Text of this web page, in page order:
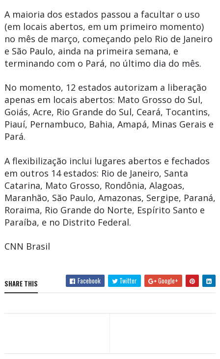
A maioria dos estados passou a facultar o uso
(em locais abertos, em um primeiro momento)
no mês de março, começando pelo Rio de Janeiro
e São Paulo, ainda na primeira semana, e
terminando com o Pará, no último dia do mês.
No momento, 12 estados autorizam a liberação
apenas em locais abertos: Mato Grosso do Sul,
Goiás, Acre, Rio Grande do Sul, Ceará, Tocantins,
Piauí, Pernambuco, Bahia, Amapá, Minas Gerais e
Pará.
A flexibilização inclui lugares abertos e fechados
em outros 14 estados: Rio de Janeiro, Santa
Catarina, Mato Grosso, Rondônia, Alagoas,
Maranhão, São Paulo, Amazonas, Sergipe, Paraná,
Roraima, Rio Grande do Norte, Espírito Santo e
Paraíba, e no Distrito Federal.
CNN Brasil
SHARE THIS Facebook Twitter Google+